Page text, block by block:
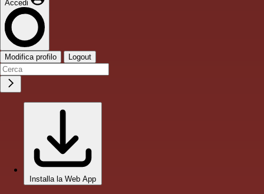
Accedi
Modifica profilo Logout
Installa la Web App